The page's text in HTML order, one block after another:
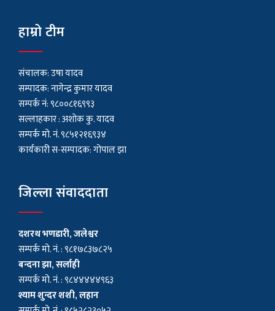
हाम्रो टीम
संचालक: उषा यादव
सम्पादक: नागेन्द्र कुमार यादव
सम्पर्क नं: ९८००८१६९९३
सल्लाहकार : अशाेक कु. यादव
सम्पर्क मो. नं. ९८५१२१६९३४
कार्यकारी स-सम्पादक: गोपाल झा
जिल्ला संवाददाता
दशरथ भणडारी, जलेश्वर
सम्पर्क मो. नं. : ९८१७८३७८२५
बन्दना झा, सर्लाही
सम्पर्क मो. नं. : ९८४४४४४९६३
श्याम शुन्दर शशी, लहान